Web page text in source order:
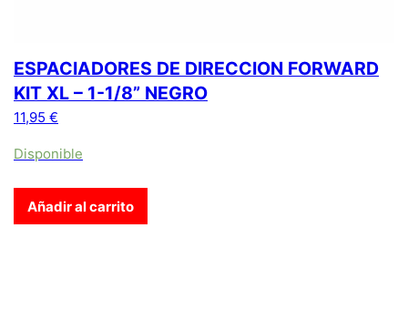
ESPACIADORES DE DIRECCION FORWARD
KIT XL – 1-1/8” NEGRO
11,95 €
Disponible
Añadir al carrito